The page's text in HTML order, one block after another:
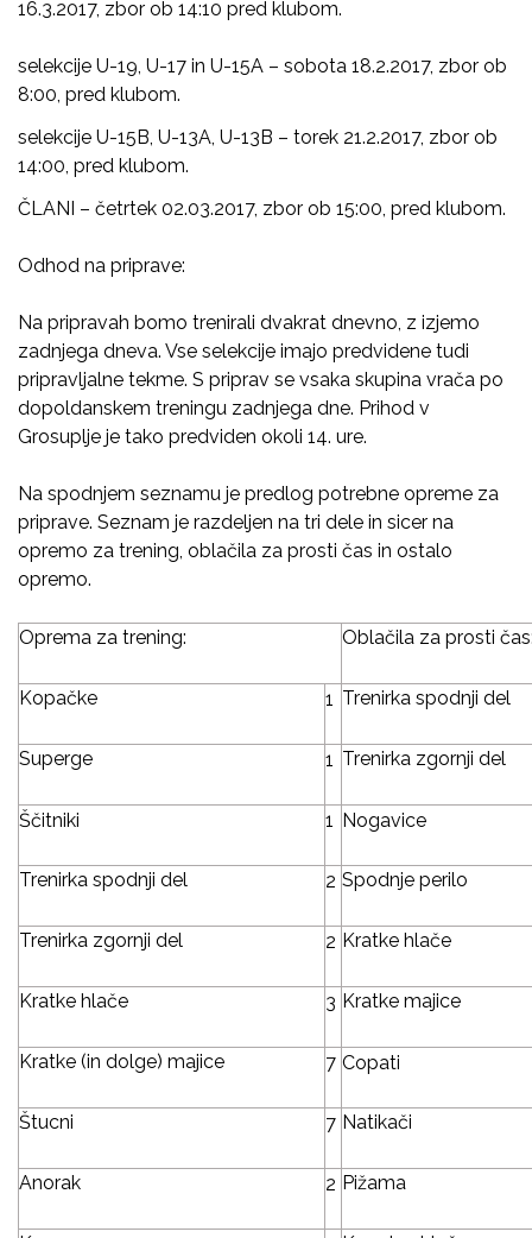
16.3.2017, zbor ob 14:10 pred klubom.
selekcije U-19, U-17 in U-15A – sobota 18.2.2017, zbor ob
8:00, pred klubom.
selekcije U-15B, U-13A, U-13B – torek 21.2.2017, zbor ob
14:00, pred klubom.
ČLANI – četrtek 02.03.2017, zbor ob 15:00, pred klubom.
Odhod na priprave:
Na pripravah bomo trenirali dvakrat dnevno, z izjemo
zadnjega dneva. Vse selekcije imajo predvidene tudi
pripravljalne tekme. S priprav se vsaka skupina vrača po
dopoldanskem treningu zadnjega dne. Prihod v
Grosuplje je tako predviden okoli 14. ure.
Na spodnjem seznamu je predlog potrebne opreme za
priprave. Seznam je razdeljen na tri dele in sicer na
opremo za trening, oblačila za prosti čas in ostalo
opremo.
Oprema za trening: Oblačila za prosti
Kopačke 1 Trenirka spodnji del
Superge 1 Trenirka zgornji del
Ščitniki 1 Nogavice
Trenirka spodnji del 2 Spodnje perilo
Trenirka zgornji del 2 Kratke hlače
Kratke hlače 3 Kratke majice
Kratke (in dolge) majice 7 Copati
Štucni 7 Natikači
Anorak 2 Pižama